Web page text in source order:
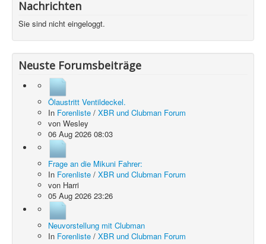
Nachrichten
Sie sind nicht eingeloggt.
Neuste Forumsbeiträge
Ölaustritt Ventildeckel.
In Forenliste / XBR und Clubman Forum
von Wesley
06 Aug 2026 08:03
Frage an die Mikuni Fahrer:
In Forenliste / XBR und Clubman Forum
von Harri
05 Aug 2026 23:26
Neuvorstellung mit Clubman
In Forenliste / XBR und Clubman Forum